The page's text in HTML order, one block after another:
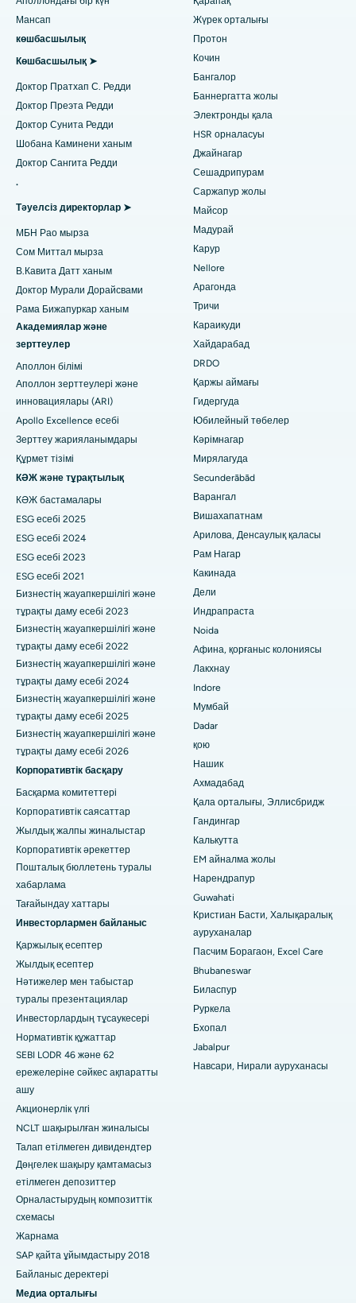
Урологты табыңыз
Диабетологты табыңыз
Гинекологты табыңыз
Жалпы дәрігерді табыңыз
Психологты табыңыз
Жалпы хирургты табыңыз
Коттурпурамдағы, Ченнайдағы ең жақсы аурухана
Ковай жолындағы ең жақсы аурухана, Карур
Карапаккамдағы, Ченнайдағы ең үздік аурухана
Ариловадағы, Визагтағы ең үздік аурухана
Лакхнаудағы Канпур жолындағы ең жақсы аурухана
Нойдадағы 26-сектордағы ең үздік аурухана
Ахмедабадтағы Гандинагардағы ең жақсы аурухана
Арагонда, Андхра-Прадештегі ең үздік аурухана
Бангалордағы Баннергхатта жолындағы ең жақсы аурухана
Бхубанешвардағы 15-бөлімшедегі ең үздік аурухана
Биласпурдағы Сипат жолындағы ең жақсы аурухана
Ахмедабадтағы Эллисбридждегі ең үздік аурухана
Нью-Делидегі ең үздік аурухана
Гувахати штатындағы GS Road қаласындағы ең үздік
аурухана
Хайдарабадтағы Хайдарабадтағы ең үздік аурухана
Виджай Нагардағы, Индордағы ең үздік аурухана
Сурьяраопета негізгі жолындағы, Какинададағы ең жақсы
Канал айналма жолындағы ең жақсы аурухана, Калькутта
Белапур, Нави Мумбайдағы ең үздік аурухана
Панчаватидегі, Нашиктегі ең үздік аурухана
Хайдарабадтағы, Секундерабадтағы ең жақсы аурухана
Сешадрипурамдағы ең жақсы аурухана, Бангалор
Уолтаир Мейн Роудтағы, Вишакхапатнамдағы ең жақсы
аурухана
Субхаш Нагар жолындағы ең жақсы аурухана, Каримнагар
Манагаридегі ең жақсы аурухана, Карайкуди
Арепаллидегі, Варангалдағы ең жақсы аурухана
Бхопалдағы Арера колониясындағы ең үздік аурухана
Джайнагардағы ең жақсы аурухана, Бангалор
Мадурайдағы, КК Нагардағы ең жақсы аурухана
Рамджи Нагардағы ең жақсы аурухана, Неллор
19-сектордағы ең жақсы аурухана, Руркела
Пунадағы Сваргейттегі ең үздік аурухана
Оңтүстік Делидегі ең үздік әйелдер онкологиялық
ауруханасы
MitraClip клапанын жөндеу
Ең аз инвазивті кардиохирургия
Катетер абляциясы
ACL қалпына келтіру хирургиясы
Жатыр артериясының эмболизациясы
Аналық бездің цистэктомиясы
Сүт безі қатерлі ісігінің хирургиясы
Брахитерапия
колоноскопия
Deep Brain Stimulation
Перитонеальді диализ
Паратиреодэктомия
Циторедуктивті хирургия
Керамикалық толық тізе ауыстыру
ERCP
Мансап
көшбасшылық
Көшбасшылық ➤
Доктор Пратхап С. Редди
Доктор Преэта Редди
Доктор Сунита Редди
Шобана Каминени ханым
Доктор Сангита Редди
.
Тәуелсіз директорлар ➤
МБН Рао мырза
Сом Миттал мырза
В.Кавита Датт ханым
Доктор Мурали Дорайсвами
Рама Бижапуркар ханым
Академиялар және
зерттеулер
Аполлон білімі
Аполлон зерттеулері және
инновациялары (ARI)
Apollo Excellence есебі
Зерттеу жарияланымдары
Құрмет тізімі
КӘЖ және тұрақтылық
КӘЖ бастамалары
ESG есебі 2025
ESG есебі 2024
ESG есебі 2023
ESG есебі 2021
Бизнестің жауапкершілігі және
тұрақты даму есебі 2023
Бизнестің жауапкершілігі және
тұрақты даму есебі 2022
Бизнестің жауапкершілігі және
тұрақты даму есебі 2024
Бизнестің жауапкершілігі және
тұрақты даму есебі 2025
Бизнестің жауапкершілігі және
тұрақты даму есебі 2026
Корпоративтік басқару
Басқарма комитеттері
Корпоративтік саясаттар
Жылдық жалпы жиналыстар
Корпоративтік әрекеттер
Пошталық бюллетень туралы
хабарлама
Тағайындау хаттары
Инвесторлармен байланыс
Қаржылық есептер
Жылдық есептер
Нәтижелер мен табыстар
туралы презентациялар
Инвесторлардың тұсаукесері
Нормативтік құжаттар
SEBI LODR 46 және 62
ережелеріне сәйкес ақпаратты
ашу
Акционерлік үлгі
NCLT шақырылған жиналысы
Талап етілмеген дивидендтер
Дөңгелек шақыру қамтамасыз
етілмеген депозиттер
Орналастырудың композиттік
схемасы
Жарнама
SAP қайта ұйымдастыру 2018
Байланыс деректері
Медиа орталығы
Жүрек орталығы
Протон
Кочин
Бангалор
Баннергатта жолы
Электронды қала
HSR орналасуы
Джайнагар
Сешадрипурам
Саржапур жолы
Майсор
Мадурай
Карур
Nellore
Арагонда
Тричи
Караикуди
Хайдарабад
DRDO
Қаржы аймағы
Гидергуда
Юбилейный төбелер
Кәрімнагар
Мирялагуда
Secunderābād
Варангал
Вишахапатнам
Арилова, Денсаулық қаласы
Рам Нагар
Какинада
Дели
Индрапраста
Noida
Афина, қорғаныс колониясы
Лакхнау
Indore
Мумбай
Dadar
қою
Нашик
Ахмадабад
Қала орталығы, Эллисбридж
Гандингар
Калькутта
EM айналма жолы
Нарендрапур
Guwahati
Кристиан Басти, Халықаралық
ауруханалар
Пасчим Борагаон, Excel Care
Bhubaneswar
Биласпур
Руркела
Бхопал
Jabalpur
Навсари, Нирали ауруханасы